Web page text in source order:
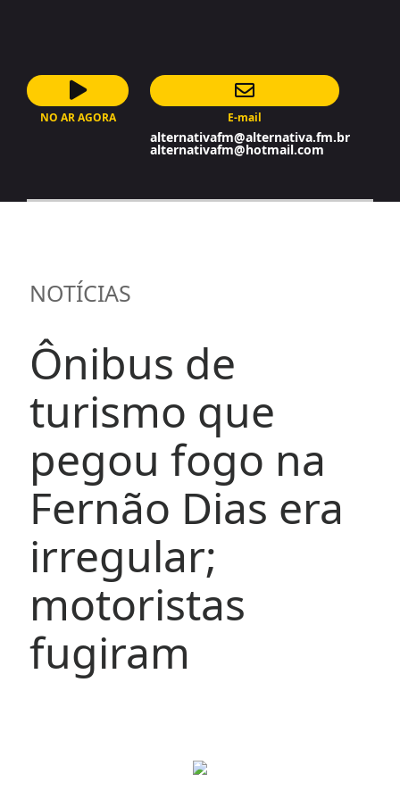
NO AR AGORA
AutoDJ
E-mail
alternativafm@alternativa.fm.br
alternativafm@hotmail.com
NOTÍCIAS
Ônibus de
turismo que
pegou fogo na
Fernão Dias era
irregular;
motoristas
fugiram